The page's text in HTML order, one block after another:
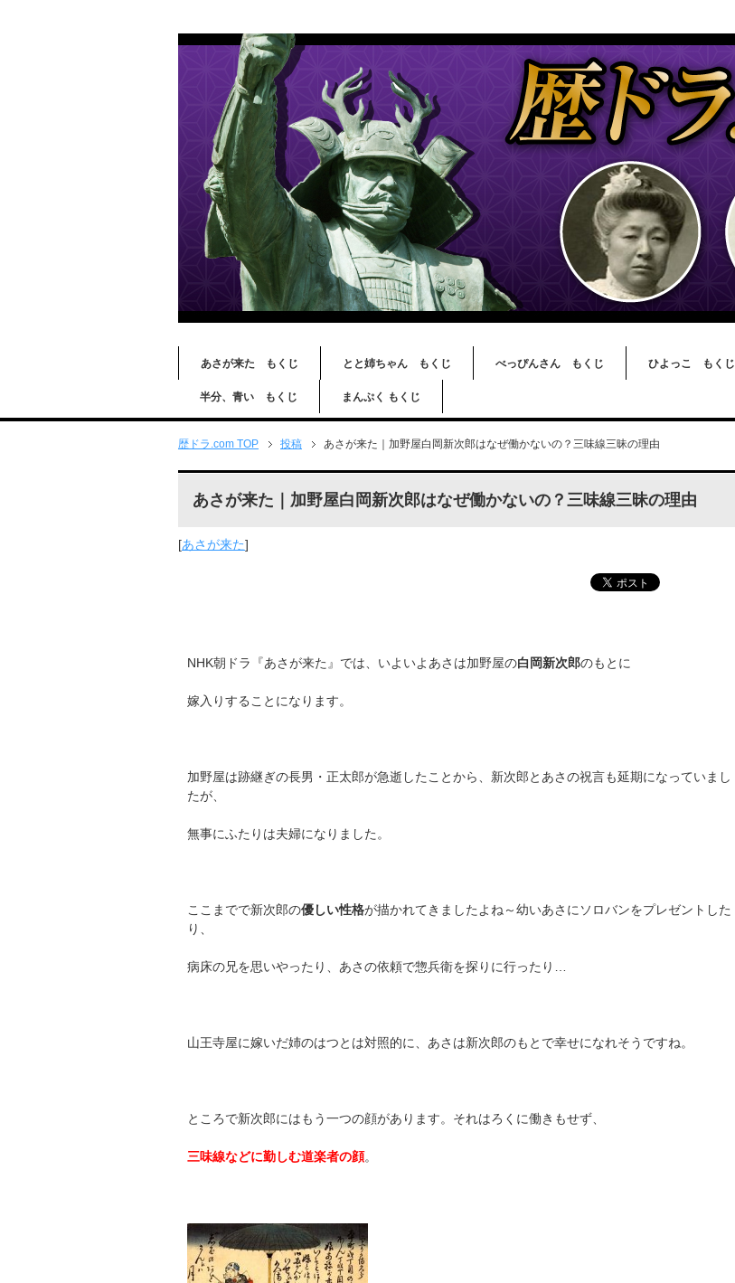
あさが来た もくじ とと姉ちゃん もくじ べっぴんさん もくじ ひよっこ もくじ
半分、青い もくじ まんぷく もくじ
歴ドラ.com TOP 投稿 あさが来た｜加野屋白岡新次郎はなぜ働かないの？三味線三昧の理由
あさが来た｜加野屋白岡新次郎はなぜ働かないの？三味線三昧の理由
[あさが来た]
NHK朝ドラ『あさが来た』では、いよいよあさは加野屋の白岡新次郎のもとに
嫁入りすることになります。
加野屋は跡継ぎの長男・正太郎が急逝したことから、新次郎とあさの祝言も延期になっていまし
たが、
無事にふたりは夫婦になりました。
ここまでで新次郎の優しい性格が描かれてきましたよね～幼いあさにソロバンをプレゼントした
り、
病床の兄を思いやったり、あさの依頼で惣兵衛を探りに行ったり…
山王寺屋に嫁いだ姉のはつとは対照的に、あさは新次郎のもとで幸せになれそうですね。
ところで新次郎にはもう一つの顔があります。それはろくに働きもせず、
三味線などに勤しむ道楽者の顔。